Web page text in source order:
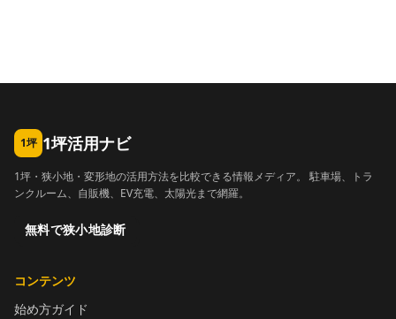
1坪 1坪活用ナビ
1坪・狭小地・変形地の活用方法を比較できる情報メディア。 駐車場、トラ
ンクルーム、自販機、EV充電、太陽光まで網羅。
無料で狭小地診断
コンテンツ
始め方ガイド